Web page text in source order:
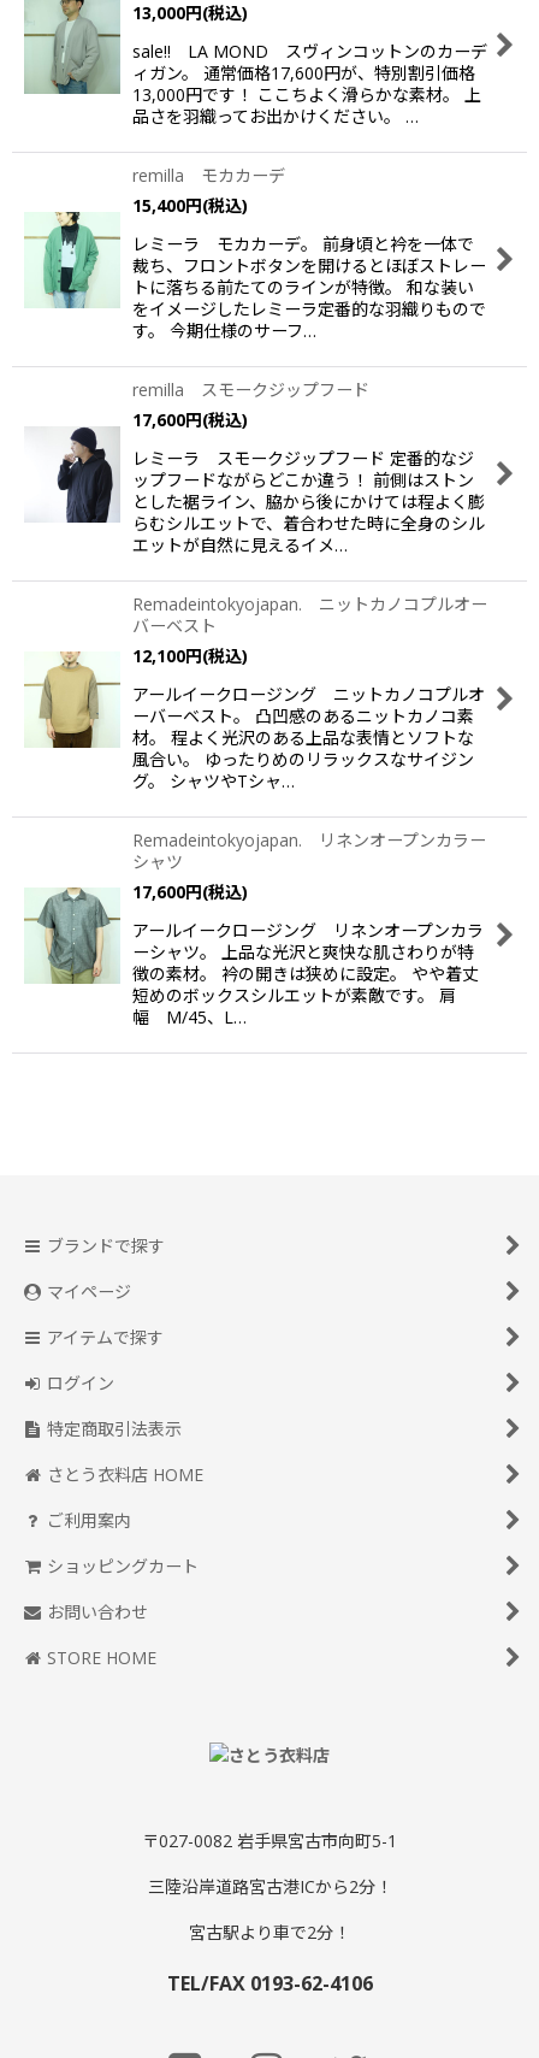
13,000円(税込)
sale!! LA MOND スヴィンコットンのカーデ
ィガン。 通常価格17,600円が、特別割引価格
13,000円です！ ここちよく滑らかな素材。 上
品さを羽織ってお出かけください。 …
remilla モカカーデ
15,400円(税込)
レミーラ モカカーデ。 前身頃と衿を一体で
裁ち、フロントボタンを開けるとほぼストレー
トに落ちる前たてのラインが特徴。 和な装い
をイメージしたレミーラ定番的な羽織りもので
す。 今期仕様のサーフ…
remilla スモークジップフード
17,600円(税込)
レミーラ スモークジップフード 定番的なジ
ップフードながらどこか違う！ 前側はストン
とした裾ライン、脇から後にかけては程よく膨
らむシルエットで、着合わせた時に全身のシル
エットが自然に見えるイメ…
Remadeintokyojapan. ニットカノコプルオー
バーベスト
12,100円(税込)
アールイークロージング ニットカノコプルオ
ーバーベスト。 凸凹感のあるニットカノコ素
材。 程よく光沢のある上品な表情とソフトな
風合い。 ゆったりめのリラックスなサイジン
グ。 シャツやTシャ…
Remadeintokyojapan. リネンオープンカラー
シャツ
17,600円(税込)
アールイークロージング リネンオープンカラ
ーシャツ。 上品な光沢と爽快な肌さわりが特
徴の素材。 衿の開きは狭めに設定。 やや着丈
短めのボックスシルエットが素敵です。 肩
幅 M/45、L…
ブランドで探す
マイページ
アイテムで探す
ログイン
特定商取引法表示
さとう衣料店 HOME
ご利用案内
ショッピングカート
お問い合わせ
STORE HOME
〒027-0082 岩手県宮古市向町5-1
三陸沿岸道路宮古港ICから2分！
宮古駅より車で2分！
TEL/FAX 0193-62-4106